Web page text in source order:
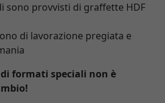
sono provvisti di graffette HDF
di lavorazione pregiata e
formati speciali non è